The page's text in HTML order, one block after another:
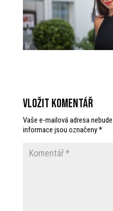
Vložit komentář
Vaše e-mailová adresa
informace jsou označeny*